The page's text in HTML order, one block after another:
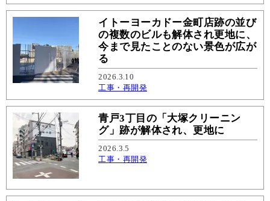
イトーヨーカドー金町店跡の並び
の複数のビルも解体され更地に、
今まで見たことのない景色が広が
る
2026.3.10
工事・再開発
青戸3丁目の「大塚クリーニン
グ」跡が解体され、更地に
2026.3.5
工事・再開発